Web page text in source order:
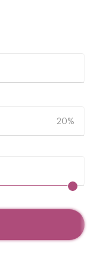
20%